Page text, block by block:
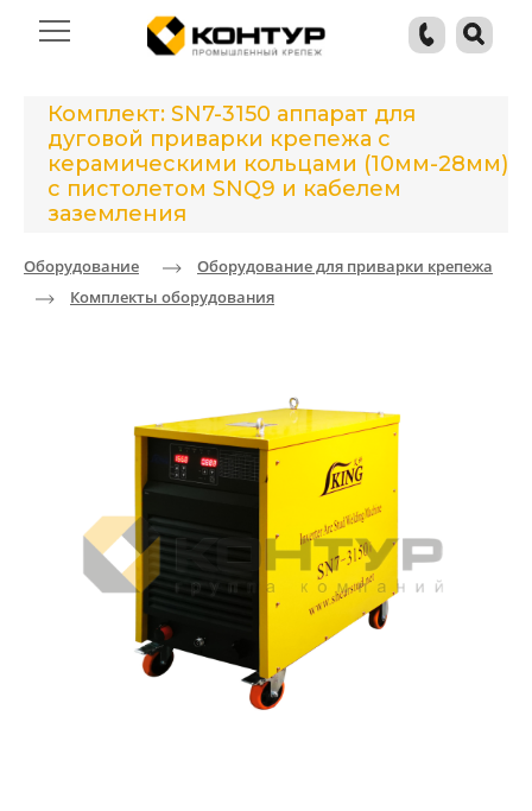
Комплект: SN7-3150 аппарат для
дуговой приварки крепежа с
керамическими кольцами (10мм-28мм)
c пистолетом SNQ9 и кабелем
заземления
Оборудование
Оборудование для приварки крепежа
Комплекты оборудования